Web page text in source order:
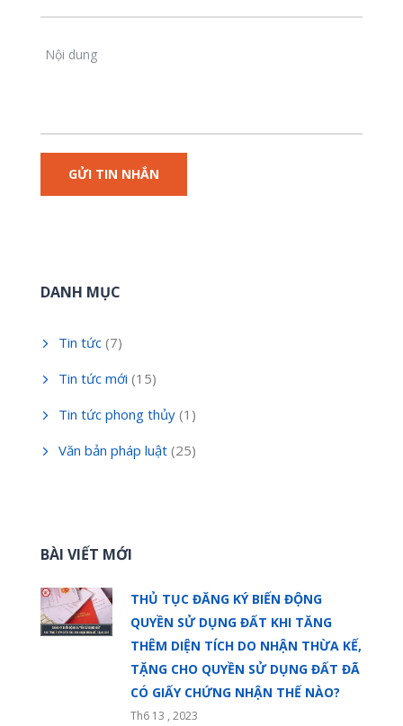
DANH MỤC
Tin tức (7)
Tin tức mới (15)
Tin tức phong thủy (1)
Văn bản pháp luật (25)
BÀI VIẾT MỚI
THỦ TỤC ĐĂNG KÝ BIẾN ĐỘNG
QUYỀN SỬ DỤNG ĐẤT KHI TĂNG
THÊM DIỆN TÍCH DO NHẬN THỪA KẾ,
TẶNG CHO QUYỀN SỬ DỤNG ĐẤT ĐÃ
CÓ GIẤY CHỨNG NHẬN THẾ NÀO?
Th6 13 , 2023